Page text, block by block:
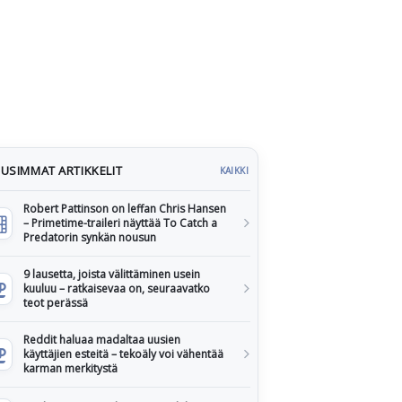
ARTIKKELIT KAIKKI
Robert Pattinson on leffan Chris Hansen
– Primetime-traileri näyttää To Catch a
Predatorin synkän nousun
9 lausetta, joista välittäminen usein
kuuluu – ratkaisevaa on, seuraavatko
teot perässä
Reddit haluaa madaltaa uusien
käyttäjien esteitä – tekoäly voi vähentää
karman merkitystä